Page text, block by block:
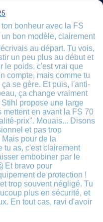
bonheur avec la FS
bon modèle, clairement
au départ. Tu vois,
un peu plus au début et
le poids, c'est vrai que
compte, mais comme tu
se gère. Et puis, l'anti-
ça change vraiment
propose une large
mettent en avant la FS 70
prix". Mouais... Disons
et pas trop
pour de la
tu as, c'est clairement
embobiner par le
Et bravo pour
de protection !
trop souvent négligé. Tu
plus en sécurité, et
En tout cas, ravi d'avoir